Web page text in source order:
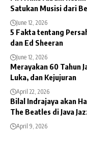
Satukan Musisi dari
June 12, 2026
5 Fakta tentang
dan Ed Sheeran
June 12, 2026
Merayakan 60 Tahun
Luka, dan Kejujuran
April 22, 2026
Bilal Indrajaya akan
The Beatles di Java
April 9, 2026